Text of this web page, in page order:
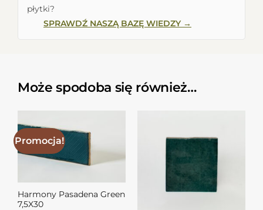
płytki?
SPRAWDŹ NASZĄ BAZĘ WIEDZY →
Może spodoba się również…
Promocja!
Harmony Pasadena Green
7,5X30